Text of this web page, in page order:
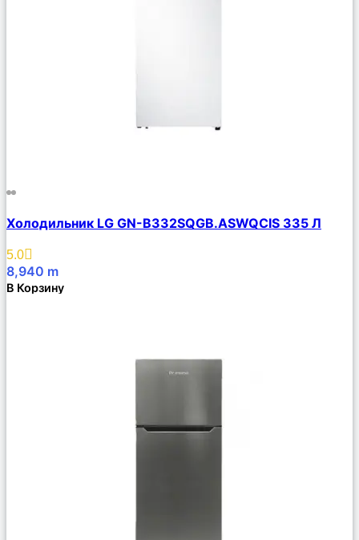
Описание
Избранное
Холодильник LG GN-B332SQGB.ASWQCIS 335 Л
5.0
8,940 m
В Корзину